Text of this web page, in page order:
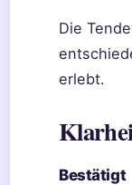
Die
erlebt.
Bestätigt